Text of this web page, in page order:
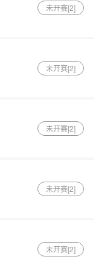
未开赛[2]
未开赛[2]
未开赛[2]
未开赛[2]
未开赛[2]